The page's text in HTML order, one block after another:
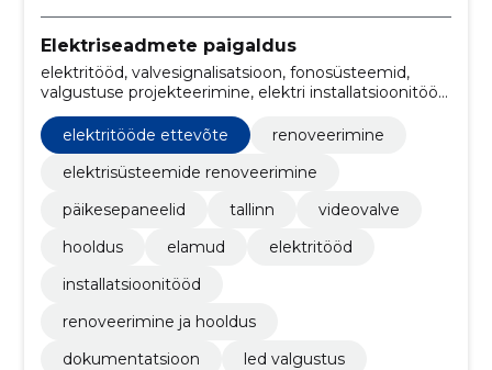
Elektriseadmete paigaldus
elektritööd, valvesignalisatsioon, fonosüsteemid,
valgustuse projekteerimine, elektri installatsioonitööd,
LED Valgustus, dokumentatsioon, renoveerimine ja
hooldus, installatsioonitööd, renoveerimine
elektritööde ettevõte
renoveerimine
elektrisüsteemide renoveerimine
päikesepaneelid
tallinn
videovalve
hooldus
elamud
elektritööd
installatsioonitööd
renoveerimine ja hooldus
dokumentatsioon
led valgustus